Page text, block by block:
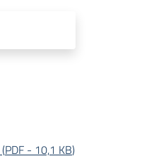
(PDF - 10,1 KB)